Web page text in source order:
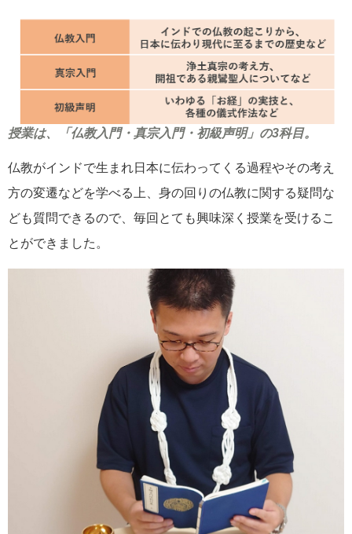
授業は、「仏教入門・真宗入門・初級声明」の3科目。
仏教がインドで生まれ日本に伝わってくる過程やその考え
方の変遷などを学べる上、身の回りの仏教に関する疑問な
ども質問できるので、毎回とても興味深く授業を受けるこ
とができました。